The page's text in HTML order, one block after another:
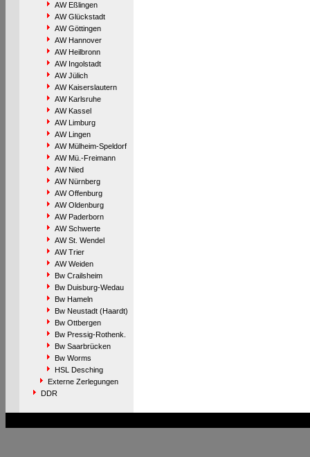
AW Eßlingen
AW Glückstadt
AW Göttingen
AW Hannover
AW Heilbronn
AW Ingolstadt
AW Jülich
AW Kaiserslautern
AW Karlsruhe
AW Kassel
AW Limburg
AW Lingen
AW Mülheim-Speldorf
AW Mü.-Freimann
AW Nied
AW Nürnberg
AW Offenburg
AW Oldenburg
AW Paderborn
AW Schwerte
AW St. Wendel
AW Trier
AW Weiden
Bw Crailsheim
Bw Duisburg-Wedau
Bw Hameln
Bw Neustadt (Haardt)
Bw Ottbergen
Bw Pressig-Rothenk.
Bw Saarbrücken
Bw Worms
HSL Desching
Externe Zerlegungen
DDR